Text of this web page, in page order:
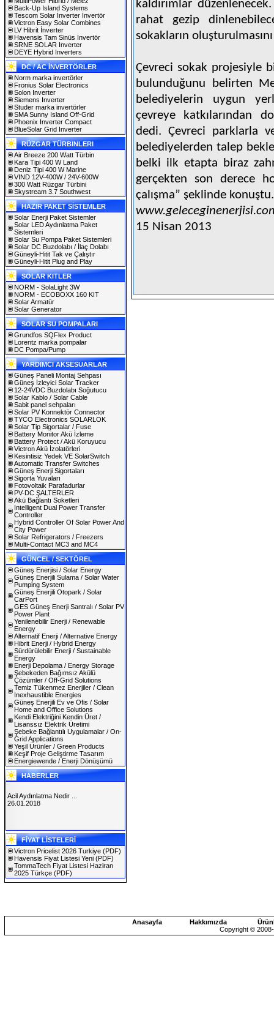
Back-Up Island Systems
Tescom Solar İnverter İnvertör
Victron Easy Solar Combines
LV Hibrit İnverter
Havensis Tam Sinüs İnvertör
SRNE SOLAR Inverter
DEYE Hybrid Inverters
DC / AC İNVERTÖRLER
Norm marka invertörler
Fronius Solar Electronics
Solon Inverter
Siemens Inverter
Studer marka invertörler
SMA Sunny Island Off-Grid
Phoenix Inverter Compact
BlueSolar Grid Inverter
RÜZGAR TÜRBINLERI
Air Breeze 200 Watt Türbin
Kara Tipi 400 W Land
Deniz Tipi 400 W Marine
VIND 12V-400W / 24V-600W
300 Watt Rüzgar Türbini
Skystream 3.7 Southwest
HAZIR PAKET SİSTEMLER
Solar Enerji Paket Sistemler
Solar LED Aydınlatma Paket
Sistemleri
Solar Su Pompa Paket Sistemleri
Solar DC Buzdolabı / İlaç Dolabı
Güneyli-Hitit Tak ve Çalıştır
Güneyli-Hitit Plug and Play
SOLAR KITLER
NORM - SolaLight 3W
NORM - ECOBOXX 160 KIT
Solar Armatür
Solar Generator
SOLAR SU POMPALARI
Grundfos SQFlex Product
Lorentz marka pompalar
DC Pompa/Pump
YARDIMCI AKSESUARLAR
Güneş Paneli Montaj Sehpası
Güneş İzleyici Solar Tracker
12-24VDC Buzdolabı Soğutucu
Solar Kablo / Solar Cable
Sabit panel sehpaları
Solar PV Konnektör Connector
TYCO Electronics SOLARLOK
Solar Tip Sigortalar / Fuse
Battery Monitor Akü İzleme
Battery Protect / Akü Koruyucu
Victron Akü İzolatörleri
Kesintisiz Yedek VE SolarSwitch
Automatic Transfer Switches
Güneş Enerji Sigortaları
Sigorta Yuvaları
Fotovoltaik Parafadurlar
PV-DC ŞALTERLER
Akü Bağlantı Soketleri
Intelligent Dual Power Transfer
Controller
Hybrid Controller Of Solar Power And
City Power
Solar Refrigerators / Freezers
Multi-Contact MC3 and MC4
GÜNCEL / SEKTÖREL
Güneş Enerjisi / Solar Energy
Güneş Enerjili Sulama / Solar Water
Pumping System
Güneş Enerjili Otopark / Solar
CarPort
GES Güneş Enerji Santralı / Solar PV
Power Plant
Yenilenebilir Enerji / Renewable
Energy
Alternatif Enerji / Alternative Energy
Hibrit Enerji / Hybrid Energy
Sürdürülebilir Enerji / Sustainable
Energy
Enerji Depolama / Energy Storage
Şebekeden Bağımsız Akülü
Çözümler / Off-Grid Solutions
Temiz Tükenmez Enerjiler / Clean
Inexhaustible Energies
Güneş Enerjili Ev ve Ofis / Solar
Home and Office Solutions
Kendi Elektriğini Kendin Üret /
Lisanssız Elektrik Üretimi
Şebeke Bağlantılı Uygulamalar / On-
Grid Applications
Yeşil Ürünler / Green Products
Keşif Proje Geliştirme Tasarım
Energiewende / Enerji Dönüşümü
HABERLER
SOLAREX ISTANBUL 2019
30.01.2019
Acil Aydınlatma Nedir ...
26.01.2018
FİYAT LİSTELERİ
Victron Pricelist 2026 Turkiye (PDF)
Havensis Fiyat Listesi Yeni (PDF)
TommaTech Fiyat Listesi Haziran
2025 Türkçe (PDF)
kaldırımlar
rahat gezip
sokakların
Çevreci sokak projesiyle
bulunduğunu belirten
belediyelerin uygun
çevreye katkılarından
dedi. Çevreci parklarla
belediyelerden talep
belki ilk etapta biraz
gerçekten son derece
çalışma” şeklinde konuştu.
15 Nisan 2013
Anasayfa Hakkımızda
Copyright ©